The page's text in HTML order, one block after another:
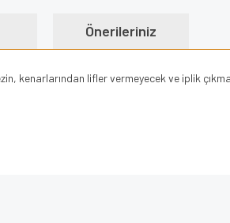
Önerileriniz
kenarlarından lifler vermeyecek ve iplik